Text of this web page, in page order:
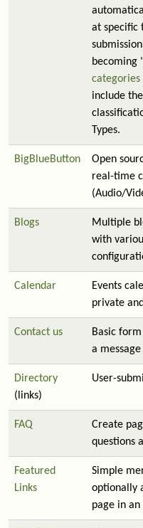
at specific
becoming
categories
include
Types.
BigBlueButton
Open
real-time
(Audio/
Blogs
Multiple
with
Calendar
Events
private
Contact us
Basic
a
Directory
(links)
User-
FAQ
Create
questions
Featured
Links
Simple
optionally
page in